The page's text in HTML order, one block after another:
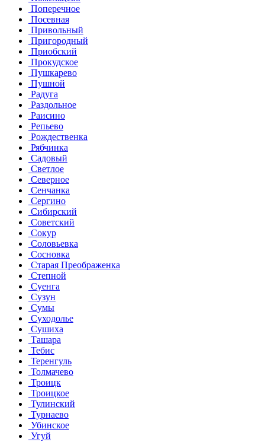
Поперечное
Посевная
Привольный
Пригородный
Приобский
Прокудское
Пушкарево
Пушной
Радуга
Раздольное
Раисино
Репьево
Рождественка
Рябчинка
Садовый
Светлое
Северное
Сенчанка
Сергино
Сибирский
Советский
Сокур
Соловьевка
Сосновка
Старая Преображенка
Степной
Суенга
Сузун
Сумы
Суходолье
Сушиха
Ташара
Тебис
Теренгуль
Толмачево
Троицк
Троицкое
Тулинский
Турнаево
Убинское
Угуй